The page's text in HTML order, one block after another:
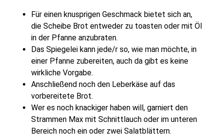
Für einen knusprigen Geschmack bietet sich an,
die Scheibe Brot entweder zu toasten oder mit Öl
in der Pfanne anzubraten.
Das Spiegelei kann jede/r so, wie man möchte, in
einer Pfanne zubereiten, auch da gibt es keine
wirkliche Vorgabe.
Anschließend noch den Leberkäse auf das
vorbereitete Brot.
Wer es noch knackiger haben will, garniert den
Strammen Max mit Schnittlauch oder im unteren
Bereich noch ein oder zwei Salatblättern.